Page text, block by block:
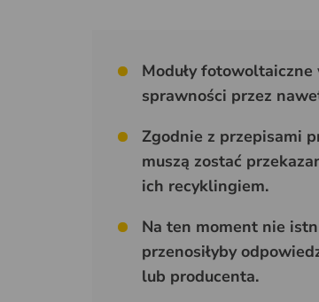
Moduły
sprawności przez
Zgodnie z przepisami
muszą zostać
ich recyklingiem.
Na ten moment nie
przenosiłyby
lub producenta.